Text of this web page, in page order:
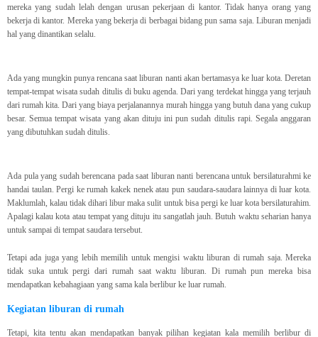
mereka yang sudah lelah dengan urusan pekerjaan di kantor. Tidak hanya orang yang
bekerja di kantor. Mereka yang bekerja di berbagai bidang pun sama saja. Liburan menjadi
hal yang dinantikan selalu.
Ada yang mungkin punya rencana saat liburan nanti akan bertamasya ke luar kota. Deretan
tempat-tempat wisata sudah ditulis di buku agenda. Dari yang terdekat hingga yang terjauh
dari rumah kita. Dari yang biaya perjalanannya murah hingga yang butuh dana yang cukup
besar. Semua tempat wisata yang akan dituju ini pun sudah ditulis rapi. Segala anggaran
yang dibutuhkan sudah ditulis.
Ada pula yang sudah berencana pada saat liburan nanti berencana untuk bersilaturahmi ke
handai taulan. Pergi ke rumah kakek nenek atau pun saudara-saudara lainnya di luar kota.
Maklumlah, kalau tidak dihari libur maka sulit untuk bisa pergi ke luar kota bersilaturahim.
Apalagi kalau kota atau tempat yang dituju itu sangatlah jauh. Butuh waktu seharian hanya
untuk sampai di tempat saudara tersebut.
Tetapi ada juga yang lebih memilih untuk mengisi waktu liburan di rumah saja. Mereka
tidak suka untuk pergi dari rumah saat waktu liburan. Di rumah pun mereka bisa
mendapatkan kebahagiaan yang sama kala berlibur ke luar rumah.
Kegiatan liburan di rumah
Tetapi, kita tentu akan mendapatkan banyak pilihan kegiatan kala memilih berlibur di